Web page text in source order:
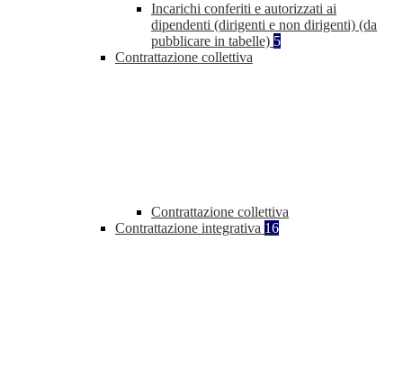
Incarichi conferiti e autorizzati ai
dipendenti (dirigenti e non dirigenti) (da
pubblicare in tabelle) 5
Contrattazione collettiva
Contrattazione collettiva
Contrattazione integrativa 16